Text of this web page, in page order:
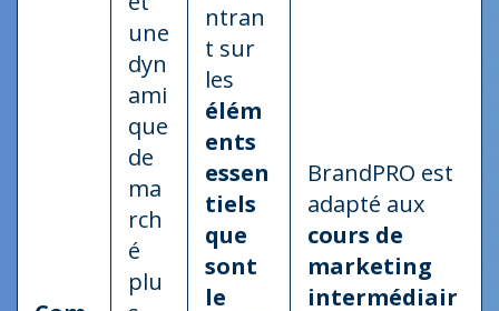
une
dyn
ami
que
de
ma
rch
é
plu
ntran
t sur
les
élém
ents
essen
tiels
que
sont
le
BrandPRO est
adapté aux
cours de
marketing
intermédiair